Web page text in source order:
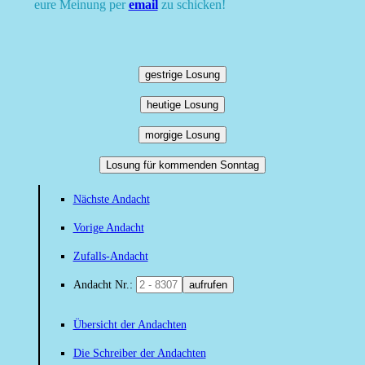
eure Meinung peremailzu schicken!
gestrige Losung
heutige Losung
morgige Losung
Losung für kommenden Sonntag
Nächste Andacht
Vorige Andacht
Zufalls-Andacht
Andacht Nr.: aufrufen
Übersicht der Andachten
Die Schreiber der Andachten